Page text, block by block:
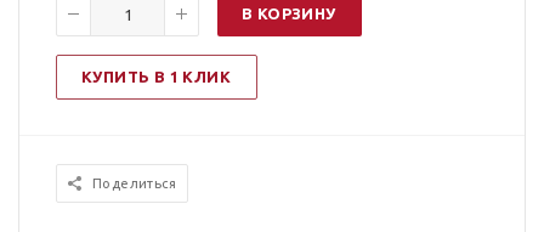
В КОРЗИНУ
КУПИТЬ В 1 КЛИК
Поделиться